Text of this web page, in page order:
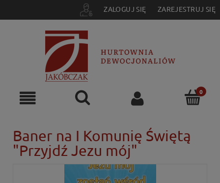
ZALOGUJ SIĘ ZAREJESTRUJ SIĘ
Baner na I Komunię Świętą
"Przyjdź Jezu mój"